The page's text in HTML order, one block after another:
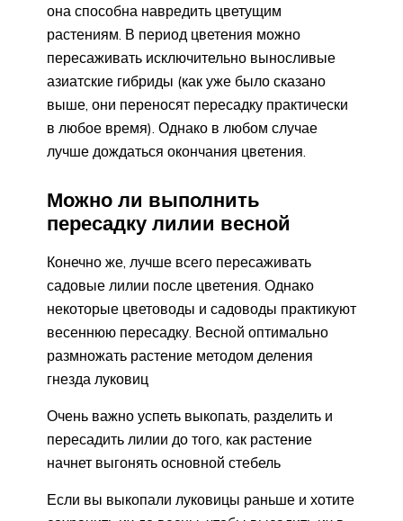
она способна навредить цветущим
растениям. В период цветения можно
пересаживать исключительно выносливые
азиатские гибриды (как уже было сказано
выше, они переносят пересадку практически
в любое время). Однако в любом случае
лучше дождаться окончания цветения.
Можно ли выполнить
пересадку лилии весной
Конечно же, лучше всего пересаживать
садовые лилии после цветения. Однако
некоторые цветоводы и садоводы практикуют
весеннюю пересадку. Весной оптимально
размножать растение методом деления
гнезда луковиц
Очень важно успеть выкопать, разделить и
пересадить лилии до того, как растение
начнет выгонять основной стебель
Если вы выкопали луковицы раньше и хотите